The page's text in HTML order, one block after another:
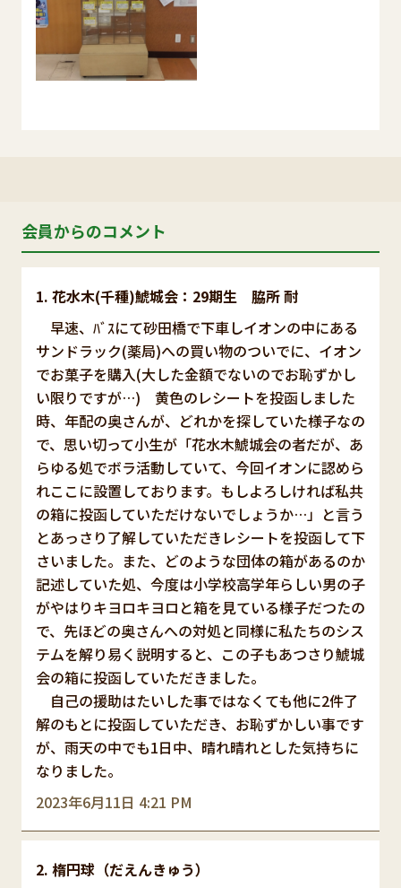
会員からのコメント
花水木(千種)鯱城会：29期生 脇所 耐
2023年6月11日 4:21 PM
早速、ﾊﾞｽにて砂田橋で下車しイオンの中にある
サンドラック(薬局)への買い物のついでに、イオン
でお菓子を購入(大した金額でないのでお恥ずかし
い限りですが…) 黄色のレシートを投函しました
時、年配の奥さんが、どれかを探していた様子なの
で、思い切って小生が「花水木鯱城会の者だが、あ
らゆる処でボラ活動していて、今回イオンに認めら
れここに設置しております。もしよろしければ私共
の箱に投函していただけないでしょうか…」と言う
とあっさり了解していただきレシートを投函して下
さいました。また、どのような団体の箱があるのか
記述していた処、今度は小学校高学年らしい男の子
がやはりキヨロキヨロと箱を見ている様子だつたの
で、先ほどの奥さんへの対処と同様に私たちのシス
テムを解り易く説明すると、この子もあつさり鯱城
会の箱に投函していただきました。
自己の援助はたいした事ではなくても他に2件了
解のもとに投函していただき、お恥ずかしい事です
が、雨天の中でも1日中、晴れ晴れとした気持ちに
なりました。
楕円球（だえんきゅう）